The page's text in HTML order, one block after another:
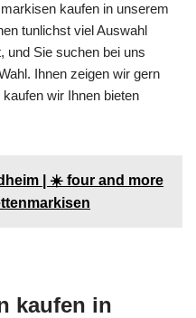
kaufen in unserem
tunlichst viel Auswahl
und Sie suchen bei uns
Ihnen zeigen wir gern
wir Ihnen bieten
| ☀️ four and more
kaufen in